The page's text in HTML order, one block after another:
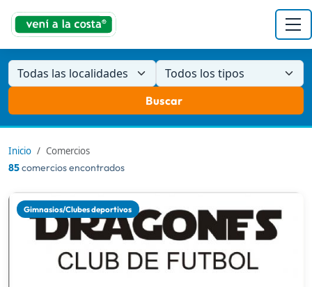
Todas las localidades Todos los tipos
Buscar
Inicio
Comercios
85comercios encontrados
Gimnasios/Clubes deportivos